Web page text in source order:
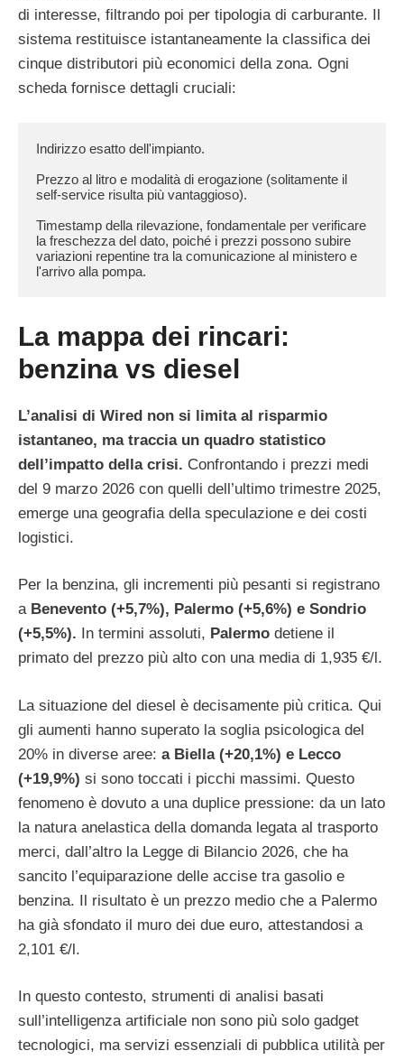
di interesse, filtrando poi per tipologia di carburante. Il
sistema restituisce istantaneamente la classifica dei
cinque distributori più economici della zona. Ogni
scheda fornisce dettagli cruciali:
Indirizzo esatto dell'impianto.
Prezzo al litro e modalità di erogazione (solitamente il
self-service risulta più vantaggioso).
Timestamp della rilevazione, fondamentale per verificare
la freschezza del dato, poiché i prezzi possono subire
variazioni repentine tra la comunicazione al ministero e
l'arrivo alla pompa.
La mappa dei rincari:
benzina vs diesel
L’analisi di Wired non si limita al risparmio
istantaneo, ma traccia un quadro statistico
dell’impatto della crisi. Confrontando i prezzi medi
del 9 marzo 2026 con quelli dell’ultimo trimestre 2025,
emerge una geografia della speculazione e dei costi
logistici.
Per la benzina, gli incrementi più pesanti si registrano
a Benevento (+5,7%), Palermo (+5,6%) e Sondrio
(+5,5%). In termini assoluti, Palermo detiene il
primato del prezzo più alto con una media di 1,935 €/l.
La situazione del diesel è decisamente più critica. Qui
gli aumenti hanno superato la soglia psicologica del
20% in diverse aree: a Biella (+20,1%) e Lecco
(+19,9%) si sono toccati i picchi massimi. Questo
fenomeno è dovuto a una duplice pressione: da un lato
la natura anelastica della domanda legata al trasporto
merci, dall’altro la Legge di Bilancio 2026, che ha
sancito l’equiparazione delle accise tra gasolio e
benzina. Il risultato è un prezzo medio che a Palermo
ha già sfondato il muro dei due euro, attestandosi a
2,101 €/l.
In questo contesto, strumenti di analisi basati
sull’intelligenza artificiale non sono più solo gadget
tecnologici, ma servizi essenziali di pubblica utilità per